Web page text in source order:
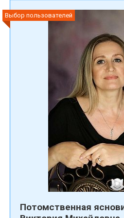
Выбор пользователей
Потомственная